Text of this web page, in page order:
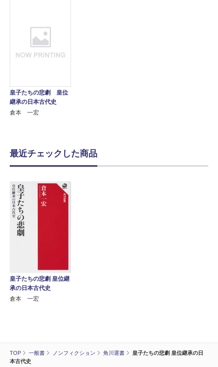
TOP 一般書 ノンフィクション 角川選書
皇子たちの悲劇 皇位継承の日
本古代史
皇子たちの悲劇 皇位
継承の日本古代史
倉本 一宏
最近チェックした商品
皇子たちの悲劇 皇位継
承の日本古代史
倉本 一宏